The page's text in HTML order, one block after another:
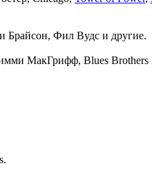
Брайсон, Фил Вудс и другие.
МакГрифф, Blues Brothers